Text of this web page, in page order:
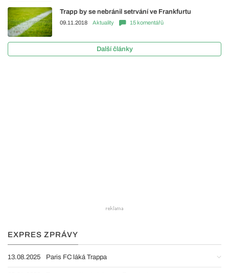
Trapp by se nebránil setrvání ve Frankfurtu
09.11.2018 Aktuality 15 komentářů
Další články
EXPRES ZPRÁVY
13.08.2025 Paris FC láká Trappa